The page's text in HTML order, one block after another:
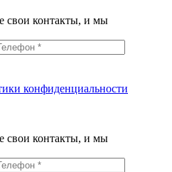
свои контакты, и мы
конфиденциальности
свои контакты, и мы